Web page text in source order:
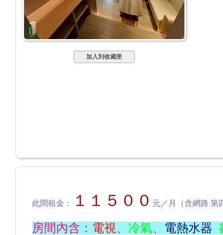
加入到收藏匣
此間租金： １１５００ 元／月（含網路 第
房間內含： 電視、 冷氣、 電熱水器